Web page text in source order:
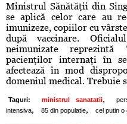
Ministrul Sănătăţii din
se aplică celor care au
imunizeze, copiilor cu
după vaccinare.
neimunizate
pacienţilor internaţi în
afectează în mod
domeniul medical. Trebuie
Taguri: ministrul sanatatii,
intensiva, 85 din populatie, cel putin o